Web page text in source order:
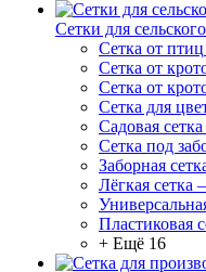
Сетки для
Сетка от птиц
Сетка от
Сетка от
Сетка для
Садовая сетка
Сетка под
Заборная
Лёгкая сетка
Пластиковая
+ Ещё 16